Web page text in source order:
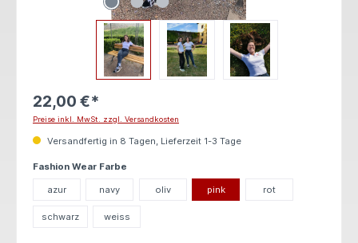
22,00 €*
Preise inkl. MwSt. zzgl. Versandkosten
Versandfertig in 8 Tagen, Lieferzeit 1-3 Tage
Fashion Wear Farbe
azur navy oliv pink rot
schwarz weiss